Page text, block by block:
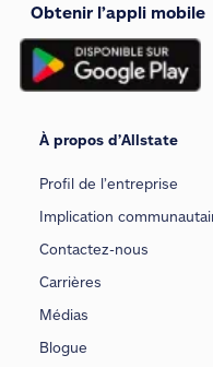
Obtenir l’appli mobile
À propos d’Allstate
Profil de l’entreprise
Implication
Contactez-nous
Carrières
Médias
Blogue